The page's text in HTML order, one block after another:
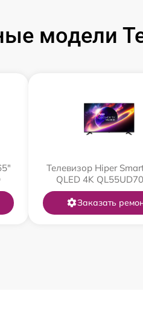
модели
Телевизор Hiper
QLED 4K
Заказать